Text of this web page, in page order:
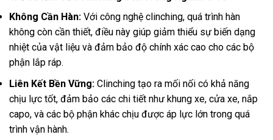
Không Cần Hàn: Với công nghệ clinching, quá trình hàn
không còn cần thiết, điều này giúp giảm thiểu sự biến dạng
nhiệt của vật liệu và đảm bảo độ chính xác cao cho các bộ
phận lắp ráp.
Liên Kết Bền Vững: Clinching tạo ra mối nối có khả năng
chịu lực tốt, đảm bảo các chi tiết như khung xe, cửa xe, nắp
capo, và các bộ phận khác chịu được áp lực lớn trong quá
trình vận hành.